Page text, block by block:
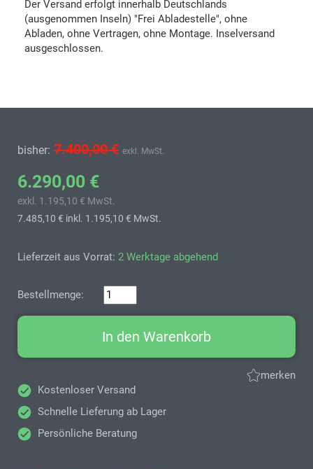
Der Versand erfolgt innerhalb Deutschlands
(ausgenommen Inseln) "Frei Abladestelle", ohne
Abladen, ohne Vertragen, ohne Montage. Inselversand
ausgeschlossen.
bisher: 7.400,00 € exkl. MwSt.
6.290,00 €
exkl. 1.195,10 € MwSt.
7.485,10 € inkl. 1.195,10 € MwSt.
Lieferzeit aus Vorrat: 2 Werktage abgehend
Bestellmenge:
In den Warenkorb
merken
Kostenloser Versand
Schnelle Lieferung ab Lager
Persönliche Beratung